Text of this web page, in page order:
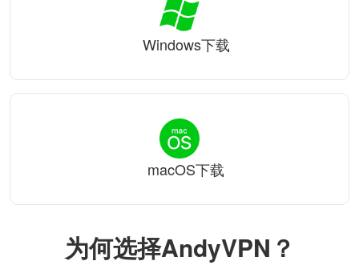
为何选择AndyVPN？
Windows下载
macOS下载